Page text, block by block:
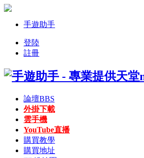
手遊助手
登陸
註冊
論壇BBS
外掛下載
雲手機
YouTube直播
購買教學
購買地址